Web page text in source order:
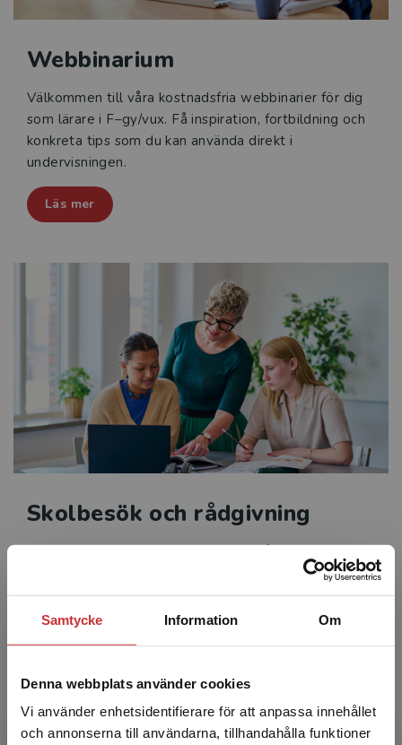
Samtycke Information Om
Denna webbplats använder cookies
Vi använder enhetsidentifierare för att anpassa innehållet
och annonserna till användarna, tillhandahålla funktioner
lärarhandledningar 2026
Reformer
Press
Webbinarium
Välkommen till våra kostnadsfria webbinarier för dig
som lärare i F–gy/vux. Få inspiration, fortbildning och
konkreta tips som du kan använda direkt i
undervisningen.
Läs mer
Skolbesök och rådgivning
får ta del av inspiration, konkreta tips och samtal kring
läromedel, läsning och undervisning direkt på din
skola.